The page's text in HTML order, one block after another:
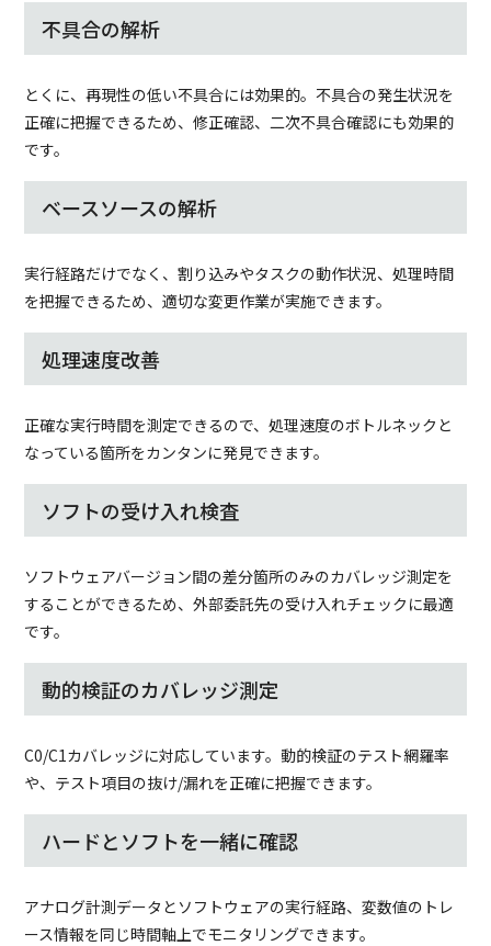
不具合の解析
とくに、再現性の低い不具合には効果的。不具合の発生状況を
正確に把握できるため、修正確認、二次不具合確認にも効果的
です。
ベースソースの解析
実行経路だけでなく、割り込みやタスクの動作状況、処理時間
を把握できるため、適切な変更作業が実施できます。
処理速度改善
正確な実行時間を測定できるので、処理速度のボトルネックと
なっている箇所をカンタンに発見できます。
ソフトの受け入れ検査
ソフトウェアバージョン間の差分箇所のみのカバレッジ測定を
することができるため、外部委託先の受け入れチェックに最適
です。
動的検証のカバレッジ測定
C0/C1カバレッジに対応しています。動的検証のテスト網羅率
や、テスト項目の抜け/漏れを正確に把握できます。
ハードとソフトを一緒に確認
アナログ計測データとソフトウェアの実行経路、変数値のトレ
ース情報を同じ時間軸上でモニタリングできます。